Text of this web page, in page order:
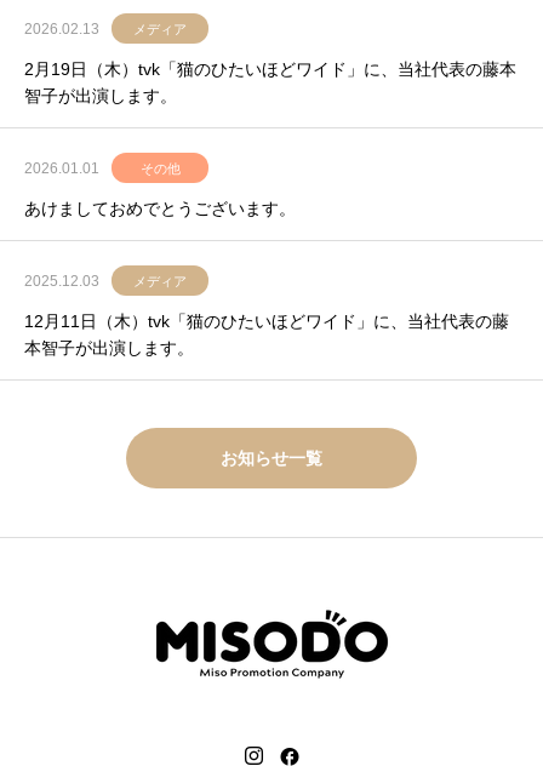
2026.02.13 メディア
2月19日（木）tvk「猫のひたいほどワイド」に、当社代表の藤本
智子が出演します。
2026.01.01 その他
あけましておめでとうございます。
2025.12.03 メディア
12月11日（木）tvk「猫のひたいほどワイド」に、当社代表の藤
本智子が出演します。
お知らせ一覧